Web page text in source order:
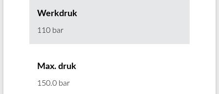
Werkdruk
110 bar
Max. druk
150.0 bar